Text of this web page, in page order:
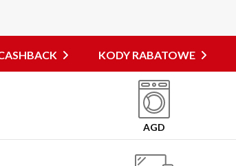
KODY RABATOWE
AGD